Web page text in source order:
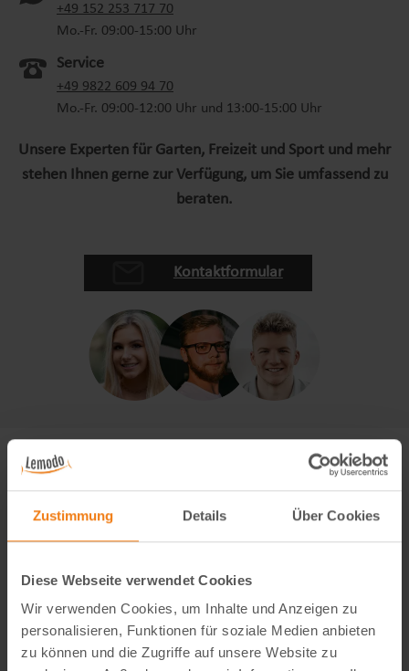
Zustimmung Details Über Cookies
Diese Webseite verwendet Cookies
Wir verwenden Cookies, um Inhalte und Anzeigen zu
personalisieren, Funktionen für soziale Medien anbieten
zu können und die Zugriffe auf unsere Website zu
+49 152 253 717 70
Mo.-Fr. 09:00-15:00 Uhr
Service
+49 9822 609 94 70
Mo.-Fr. 09:00-12:00 Uhr und 13:00-15:00 Uhr
Unsere Experten für Garten, Freizeit und Sport und mehr
stehen Ihnen gerne zur Verfügung, um Sie umfassend zu
beraten.
Kontaktformular